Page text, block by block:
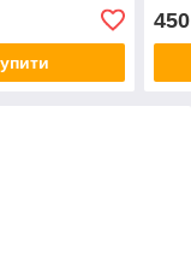
450